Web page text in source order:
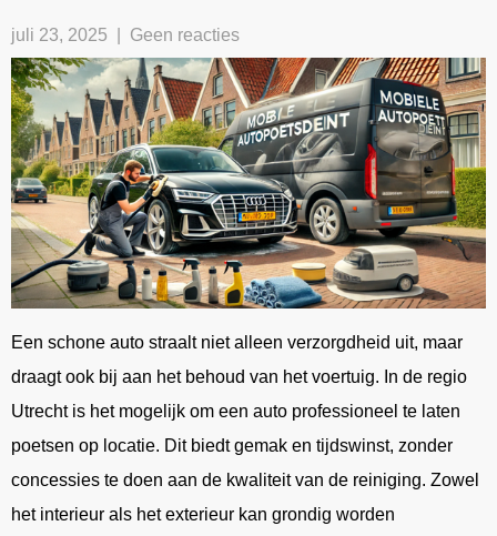
juli 23, 2025 Geen reacties
Een schone auto straalt niet alleen verzorgdheid uit, maar
draagt ook bij aan het behoud van het voertuig. In de regio
Utrecht is het mogelijk om een auto professioneel te laten
poetsen op locatie. Dit biedt gemak en tijdswinst, zonder
concessies te doen aan de kwaliteit van de reiniging. Zowel
het interieur als het exterieur kan grondig worden